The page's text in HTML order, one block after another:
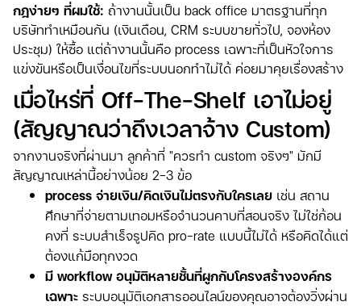
กฎง่ายๆ ที่ผมใช้: ถ้างานนั้นเป็น back office มาตรฐานที่ทุก
บริษัททำเหมือนกัน (เงินเดือน, CRM ระบบขายทั่วไป, จองห้อง
ประชุม) ให้ซื้อ แต่ถ้างานนั้นคือ process เฉพาะที่เป็นหัวใจการ
แข่งขันหรือเป็นเงื่อนไขที่ระบบนอกทำไม่ได้ ค่อยมาคุยเรื่องสร้าง
เมื่อไหร่ที่ Off-The-Shelf เอาไม่อยู่
(สัญญาณว่าถึงเวลาจ้าง Custom)
จากงานจริงที่ผ่านมา ลูกค้าที่ "ควรทำ custom จริงๆ" มักมี
สัญญาณเหล่านี้อย่างน้อย 2-3 ข้อ
process จ่ายเงิน/คิดเงินไม่ตรงกับใครเลย เช่น สถาน
ศึกษาที่จ่ายตามเทอมหรือจำนวนคาบที่สอนจริง ไม่ใช่ก้อน
คงที่ ระบบสำเร็จรูปคิด pro-rate แบบนี้ไม่ได้ หรือคิดได้แต่
ต้องแก้มือทุกงวด
มี workflow อนุมัติหลายชั้นที่ผูกกับโครงสร้างองค์กร
เฉพาะ ระบบอนุมัติเอกสารออนไลน์ของคุณอาจต้องวิ่งผ่าน